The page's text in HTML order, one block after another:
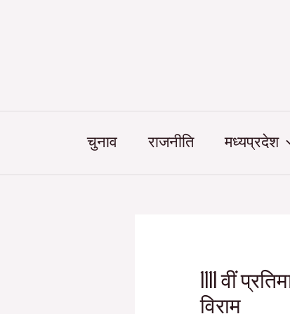
चुनाव राजनीति मध्यप्रदेश
1111 वीं
विराम